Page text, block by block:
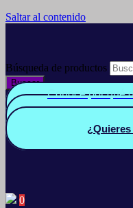
Saltar al contenido
Búsqueda de productos
Buscar
Conoce por qué
Quiero
0